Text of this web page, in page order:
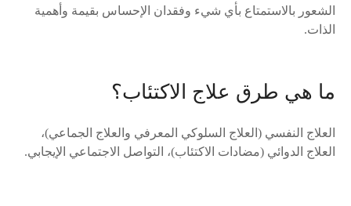
الشعور بالاستمتاع بأي شيء وفقدان الإحساس بقيمة وأهمية
الذات.
ما هي طرق علاج الاكتئاب؟
العلاج النفسي (العلاج السلوكي المعرفي والعلاج الجماعي)،
العلاج الدوائي (مضادات الاكتئاب)، التواصل الاجتماعي الإيجابي.